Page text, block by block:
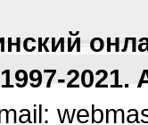
1997-2021.